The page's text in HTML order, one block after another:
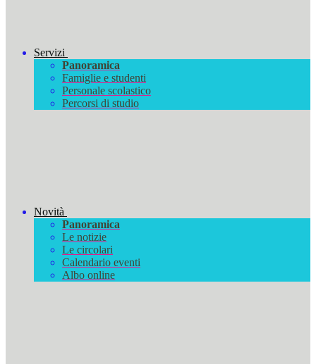
Servizi
Panoramica
Famiglie e studenti
Personale scolastico
Percorsi di studio
Novità
Panoramica
Le notizie
Le circolari
Calendario eventi
Albo online